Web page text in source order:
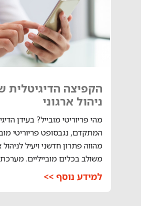
הקפיצה הדיגיטלית
ניהול ארגוני
מהי פריוריטי מובייל? בעידן
המתקדם, נגבסופט פריוריטי
מהווה פתרון חדשני ויעיל לניהול
משולב בכלים מובייליים. מערכת
למידע נוסף >>